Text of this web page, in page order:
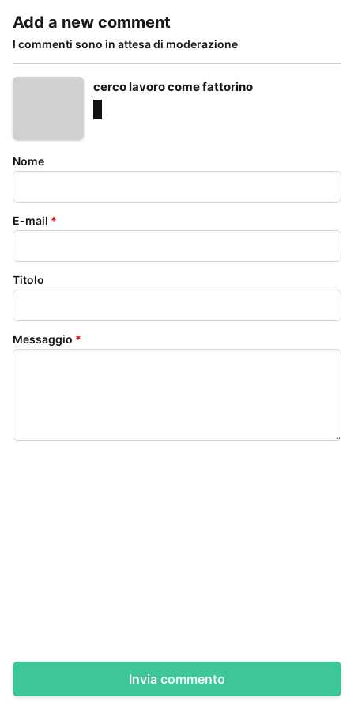
Add a new comment
I commenti sono in attesa di moderazione
cerco lavoro come fattorino
Nome
E-mail *
Titolo
Messaggio *
Invia commento